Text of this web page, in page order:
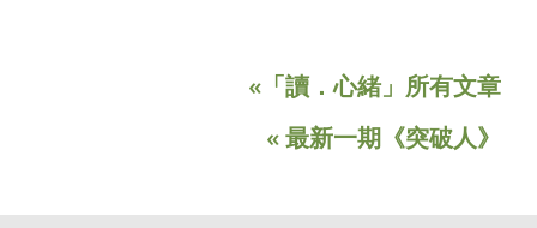
«「讀．心緒」所有文章
« 最新一期《突破人》